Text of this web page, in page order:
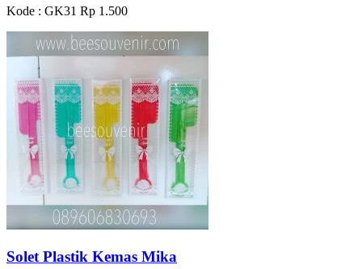
Kode : GK31 Rp 1.500
Solet Plastik Kemas Mika